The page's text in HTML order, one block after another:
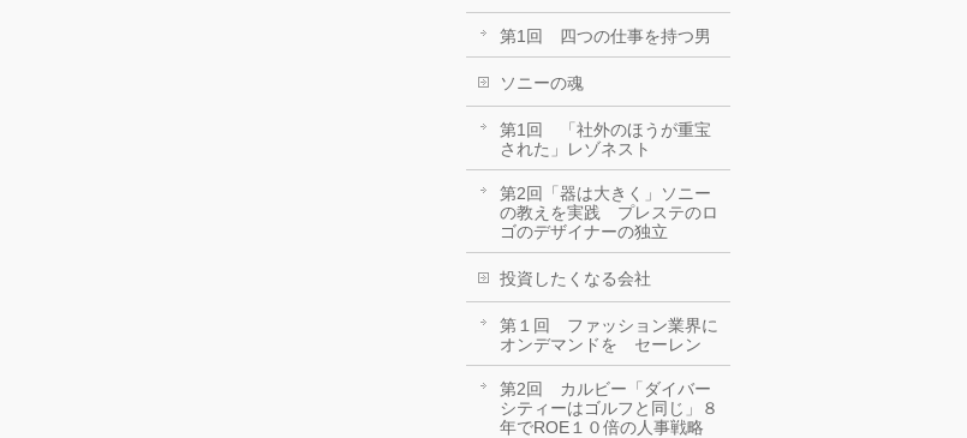
第1回 四つの仕事を持つ男
ソニーの魂
第1回 「社外のほうが重宝
された」レゾネスト
第2回「器は大きく」ソニー
の教えを実践 プレステのロ
ゴのデザイナーの独立
投資したくなる会社
第１回 ファッション業界に
オンデマンドを セーレン
第2回 カルビー「ダイバー
シティーはゴルフと同じ」８
年でROE１０倍の人事戦略